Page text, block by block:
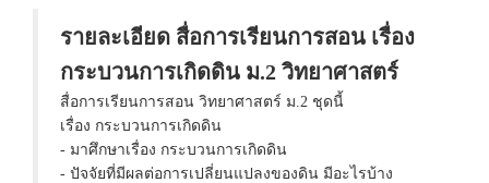
รายละเอียด สื่อการเรียนการสอน เรื่อง
กระบวนการเกิดดิน ม.2 วิทยาศาสตร์
สื่อการเรียนการสอน วิทยาศาสตร์ ม.2 ชุดนี้
เรื่อง กระบวนการเกิดดิน
- มาศึกษาเรื่อง กระบวนการเกิดดิน
- ปัจจัยที่มีผลต่อการเปลี่ยนแปลงของดิน มีอะไรบ้าง